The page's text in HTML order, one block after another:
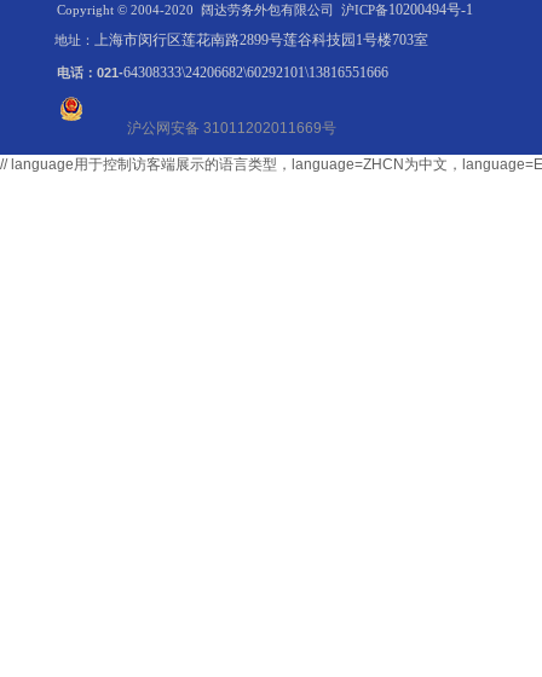
地址： 上海市闵行区莲花南路2899号莲谷科技园1号楼703室
电话：021-64308333\24206682\60292101\13816551666
沪公网安备 31011202011669号
Copyright © 2004-2020 阔达劳务外包有限公司 沪ICP备10200494号-1
// language用于控制访客端展示的语言类型，language=ZHCN为中文，